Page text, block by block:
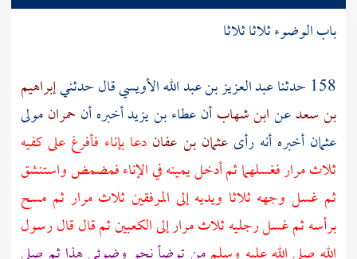
باب الوضوء ثلاثا ثلاثا
158 حدثنا
عبد العزيز بن عبد الله الأويسيقال حدثنيإبراهيم
بن سعدعنابن شهابأنعطاء بن يزيدأخبره أن حمرانمولى
عثمانأخبره أنه رأىعثمان بن عفان دعا بإناء فأفرغ على كفيه
ثلاث مرار فغسلهما ثم أدخل يمينه في الإناء فمضمض واستنشق
ثم غسل وجهه ثلاثا ويديه إلى المرفقين ثلاث مرار ثم مسح
برأسه ثم غسل رجليه ثلاث مرار إلى الكعبين ثم قال قال رسول